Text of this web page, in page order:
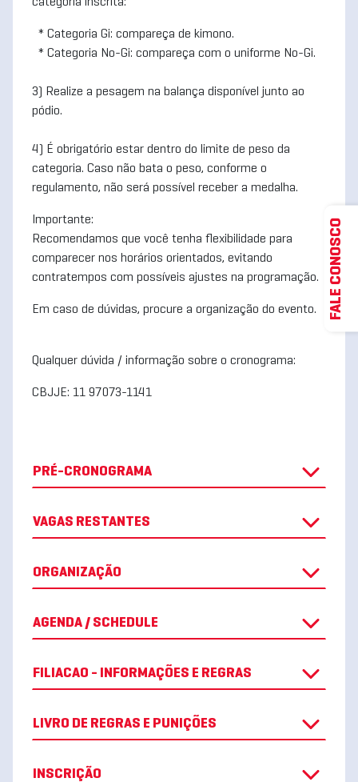
categoria inscrita:
* Categoria Gi: compareça de kimono.
* Categoria No-Gi: compareça com o uniforme No-Gi.
3) Realize a pesagem na balança disponível junto ao
pódio.
4) É obrigatório estar dentro do limite de peso da
categoria. Caso não bata o peso, conforme o
regulamento, não será possível receber a medalha.
Importante:
Recomendamos que você tenha flexibilidade para
comparecer nos horários orientados, evitando
contratempos com possíveis ajustes na programação.
Em caso de dúvidas, procure a organização do evento.
Qualquer dúvida / informação sobre o cronograma:
CBJJE: 11 97073-1141
PRÉ-CRONOGRAMA
VAGAS RESTANTES
ORGANIZAÇÃO
AGENDA / SCHEDULE
FILIACAO - INFORMAÇÕES E REGRAS
LIVRO DE REGRAS E PUNIÇÕES
INSCRIÇÃO
FALE CONOSCO